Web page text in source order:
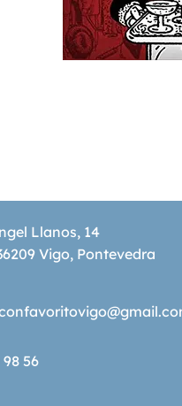
Llanos, 14
Vigo, Pontevedra
98 56